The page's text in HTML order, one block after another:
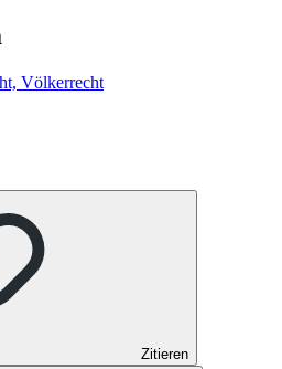
Völkerrecht
Zitieren